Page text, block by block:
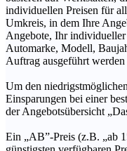
individuellen Preisen für
Umkreis, in dem Ihre
Angebote, Ihr
Automarke, Modell,
Auftrag ausgeführt
Um den
Einsparungen bei einer
der Angebotsübersicht
Ein „AB”-Preis (z.B. „ab